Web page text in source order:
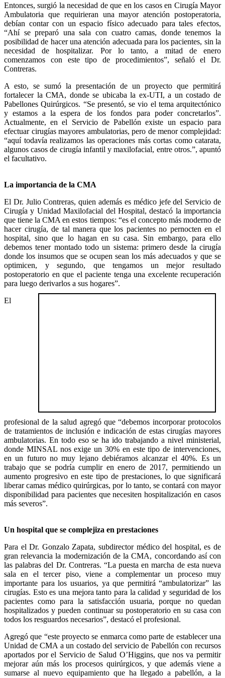
Entonces, surgió la necesidad de que en los casos en Cirugía Mayor
Ambulatoria que requirieran una mayor atención postoperatoria,
debían contar con un espacio físico adecuado para tales efectos,
“Ahí se preparó una sala con cuatro camas, donde tenemos la
posibilidad de hacer una atención adecuada para los pacientes, sin la
necesidad de hospitalizar. Por lo tanto, a mitad de enero
comenzamos con este tipo de procedimientos”, señaló el Dr.
Contreras.
A esto, se sumó la presentación de un proyecto que permitirá
fortalecer la CMA, donde se ubicaba la ex-UTI, a un costado de
Pabellones Quirúrgicos. “Se presentó, se vio el tema arquitectónico
y estamos a la espera de los fondos para poder concretarlos”.
Actualmente, en el Servicio de Pabellón existe un espacio para
efectuar cirugías mayores ambulatorias, pero de menor complejidad:
“aquí todavía realizamos las operaciones más cortas como catarata,
algunos casos de cirugía infantil y maxilofacial, entre otros.”, apuntó
el facultativo.
La importancia de la CMA
El Dr. Julio Contreras, quien además es médico jefe del Servicio de
Cirugía y Unidad Maxilofacial del Hospital, destacó la importancia
que tiene la CMA en estos tiempos: “es el concepto más moderno de
hacer cirugía, de tal manera que los pacientes no pernocten en el
hospital, sino que lo hagan en su casa. Sin embargo, para ello
debemos tener montado todo un sistema: primero desde la cirugía
donde los insumos que se ocupen sean los más adecuados y que se
optimicen, y segundo, que tengamos un mejor resultado
postoperatorio en que el paciente tenga una excelente recuperación
para luego derivarlos a sus hogares”.
El
profesional de la salud agregó que “debemos incorporar protocolos
de tratamientos de inclusión e indicación de estas cirugías mayores
ambulatorias. En todo eso se ha ido trabajando a nivel ministerial,
donde MINSAL nos exige un 30% en este tipo de intervenciones,
en un futuro no muy lejano debiéramos alcanzar el 40%. Es un
trabajo que se podría cumplir en enero de 2017, permitiendo un
aumento progresivo en este tipo de prestaciones, lo que significará
liberar camas médico quirúrgicas, por lo tanto, se contará con mayor
disponibilidad para pacientes que necesiten hospitalización en casos
más severos”.
Un hospital que se complejiza en prestaciones
Para el Dr. Gonzalo Zapata, subdirector médico del hospital, es de
gran relevancia la modernización de la CMA, concordando así con
las palabras del Dr. Contreras. “La puesta en marcha de esta nueva
sala en el tercer piso, viene a complementar un proceso muy
importante para los usuarios, ya que permitirá “ambulatorizar” las
cirugías. Esto es una mejora tanto para la calidad y seguridad de los
pacientes como para la satisfacción usuaria, porque no quedan
hospitalizados y pueden continuar su postoperatorio en su casa con
todos los resguardos necesarios”, destacó el profesional.
Agregó que “este proyecto se enmarca como parte de establecer una
Unidad de CMA a un costado del servicio de Pabellón con recursos
aportados por el Servicio de Salud O’Higgins, que nos va permitir
mejorar aún más los procesos quirúrgicos, y que además viene a
sumarse al nuevo equipamiento que ha llegado a pabellón, a la